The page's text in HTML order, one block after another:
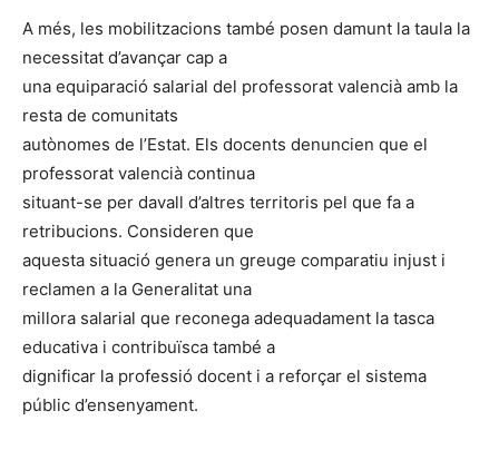
A més, les mobilitzacions també posen damunt la taula la
necessitat d’avançar cap a
una equiparació salarial del professorat valencià amb la
resta de comunitats
autònomes de l’Estat. Els docents denuncien que el
professorat valencià continua
situant-se per davall d’altres territoris pel que fa a
retribucions. Consideren que
aquesta situació genera un greuge comparatiu injust i
reclamen a la Generalitat una
millora salarial que reconega adequadament la tasca
educativa i contribuïsca també a
dignificar la professió docent i a reforçar el sistema
públic d’ensenyament.